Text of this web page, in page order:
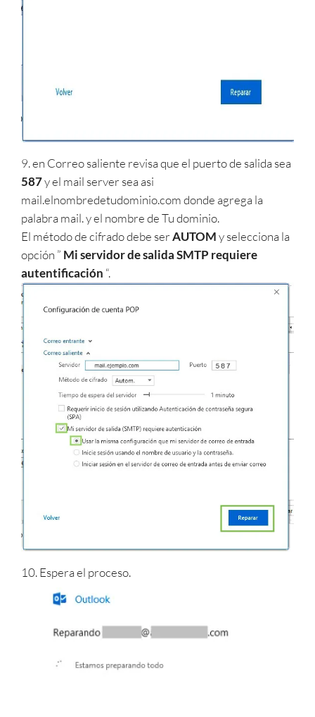
9. en Correo saliente revisa que el puerto de salida sea
587y el mail server sea asi
mail.elnombredetudominio.com donde agrega la
palabra mail. y el nombre de Tu dominio.
El método de cifrado debe serAUTOMy selecciona la
opción ” Mi servidor de salida SMTP requiere
autentificación “.
10. Espera el proceso.